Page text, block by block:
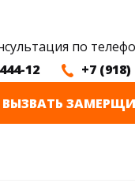
по
12
+7 (918)
ВЫЗВАТЬ